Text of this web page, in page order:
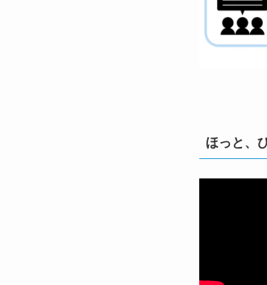
ほっと、